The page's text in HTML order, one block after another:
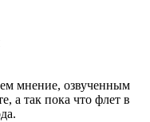
мнение, озвученным
а так пока что флет в